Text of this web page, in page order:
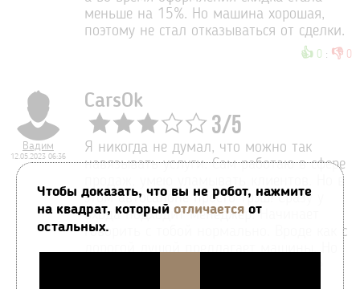
меньше на 15%. Но машина хорошая,
поэтому не стал отказываться от сделки.
👍 0 : 👎 0
Вадим
12.05.2023 06:36
CarsOk
3/5
Я никогда не думал, что можно так
навязывать услуги. Сам работаю в сфере
продаж, умею уламывать клиентов. Но в
этом автосалоне просто трэш! Сразу у
входа подходит менеджер. Начинает
говорить с тобой нормально. Вроде как с
дорогой душой предлагает машины. Но
Чтобы доказать, что вы не робот, нажмите
на квадрат, который отличается от
остальных.